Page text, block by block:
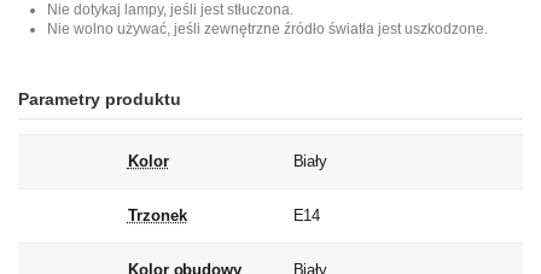
Nie dotykaj lampy, jeśli jest stłuczona.
Nie wolno używać, jeśli zewnętrzne źródło światła jest uszkodzone.
Parametry produktu
Kolor Biały
Trzonek E14
Kolor obudowy Biały